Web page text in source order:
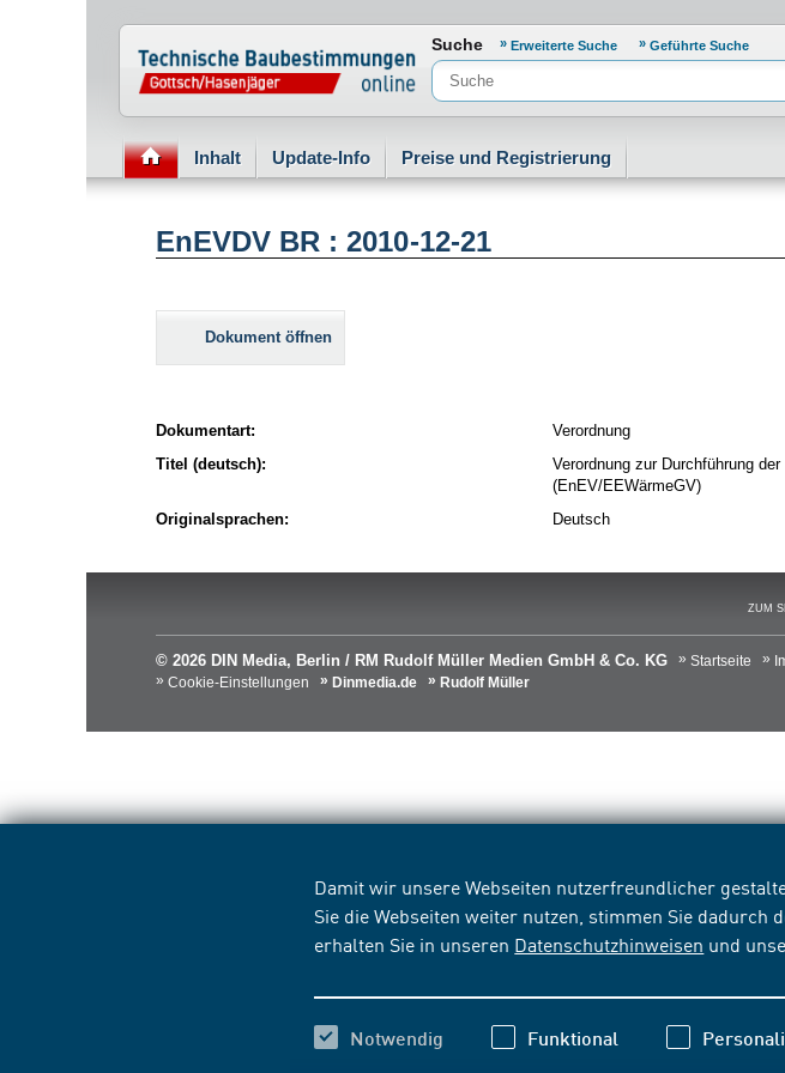
Damit wir unsere Webseiten nutzerfreundlicher
Sie die Webseiten weiter nutzen, stimmen Sie dadurch
erhalten Sie in unseren Datenschutzhinweisen und
Notwendig Funktional
Normenportal Barrierefreiheit
Suche Erweiterte Suche Geführte Suche
Inhalt Update-Info Preise und Registrierung
EnEVDV BR : 2010-12-21
Dokument öffnen
Dokumentart:
Verordnung
Titel (deutsch):
Verordnung zur Durchführung
(EnEV/EEWärmeGV)
Originalsprachen:
Deutsch
ZUM
© 2026 DIN Media, Berlin / RM Rudolf Müller Medien GmbH & Co. KG Startseite
Cookie-Einstellungen
Dinmedia.de Rudolf Müller